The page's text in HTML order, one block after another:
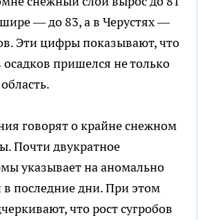
— до 83, а в Черустях —
Эти цифры показывают, что
пришелся не только
говорят о крайне снежном
Почти двукратное
указывает на аномально
в последние дни. При этом
что рост сугробов